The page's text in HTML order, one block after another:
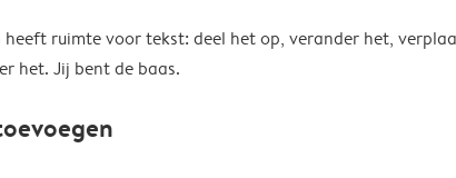
heeft ruimte voor tekst: deel het op, verander het,
het. Jij bent de baas.